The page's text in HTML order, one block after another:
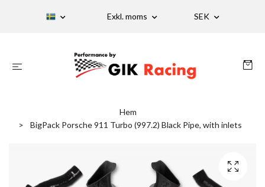
Exkl. moms SEK
Hem
BigPack Porsche 911 Turbo (997.2) Black Pipe, with inlets